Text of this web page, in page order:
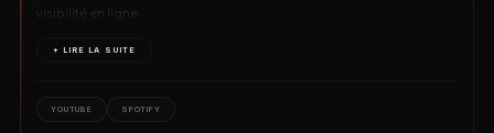
visibilité en ligne.
+ LIRE LA SUITE
YOUTUBE SPOTIFY